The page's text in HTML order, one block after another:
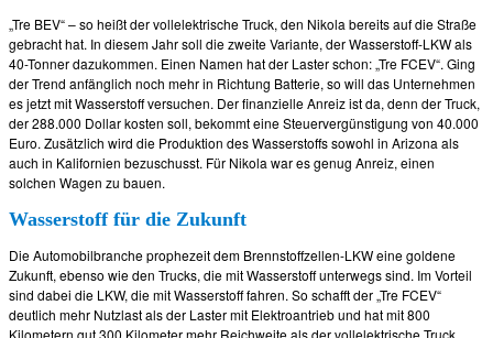
„Tre BEV“ – so heißt der vollelektrische Truck, den Nikola bereits auf die Straße
gebracht hat. In diesem Jahr soll die zweite Variante, der Wasserstoff-LKW als
40-Tonner dazukommen. Einen Namen hat der Laster schon: „Tre FCEV“. Ging
der Trend anfänglich noch mehr in Richtung Batterie, so will das Unternehmen
es jetzt mit Wasserstoff versuchen. Der finanzielle Anreiz ist da, denn der Truck,
der 288.000 Dollar kosten soll, bekommt eine Steuervergünstigung von 40.000
Euro. Zusätzlich wird die Produktion des Wasserstoffs sowohl in Arizona als
auch in Kalifornien bezuschusst. Für Nikola war es genug Anreiz, einen
solchen Wagen zu bauen.
Wasserstoff für die Zukunft
Die Automobilbranche prophezeit dem Brennstoffzellen-LKW eine goldene
Zukunft, ebenso wie den Trucks, die mit Wasserstoff unterwegs sind. Im Vorteil
sind dabei die LKW, die mit Wasserstoff fahren. So schafft der „Tre FCEV“
deutlich mehr Nutzlast als der Laster mit Elektroantrieb und hat mit 800
Kilometern gut 300 Kilometer mehr Reichweite als der vollelektrische Truck.